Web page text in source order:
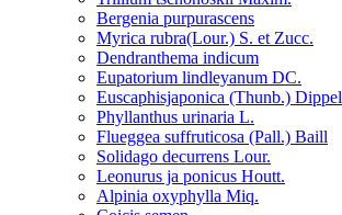
Bergenia purpurascens
Myrica rubra(Lour.) S. et Zucc.
Dendranthema indicum
Eupatorium lindleyanum DC.
Euscaphisjaponica (Thunb.) Dippel
Phyllanthus urinaria L.
Flueggea suffruticosa (Pall.) Baill
Solidago decurrens Lour.
Leonurus ja ponicus Houtt.
Alpinia oxyphylla Miq.